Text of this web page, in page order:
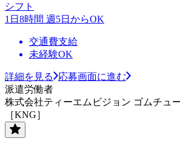
シフト
1日8時間 週5日からOK
交通費支給
未経験OK
詳細を見る
応募画面に進む
派遣労働者
株式会社ティーエムビジョン ゴムチュ
［KNG］